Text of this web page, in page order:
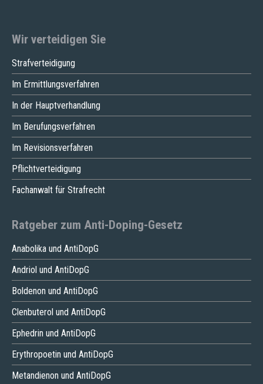
Wir verteidigen Sie
Strafverteidigung
Im Ermittlungsverfahren
In der Hauptverhandlung
Im Berufungsverfahren
Im Revisionsverfahren
Pflichtverteidigung
Fachanwalt für Strafrecht
Ratgeber zum Anti-Doping-Gesetz
Anabolika und AntiDopG
Andriol und AntiDopG
Boldenon und AntiDopG
Clenbuterol und AntiDopG
Ephedrin und AntiDopG
Erythropoetin und AntiDopG
Metandienon und AntiDopG